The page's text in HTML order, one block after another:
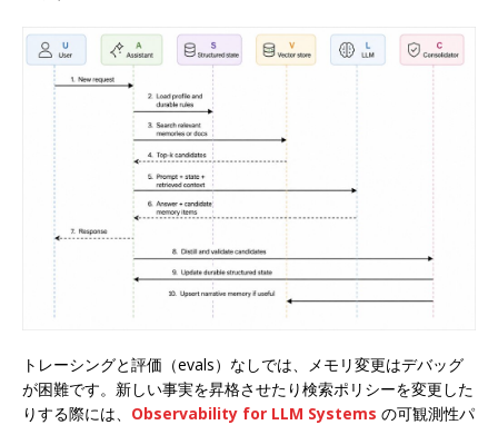
トレーシングと評価（evals）なしでは、メモリ変更はデバッグ
が困難です。新しい事実を昇格させたり検索ポリシーを変更した
りする際には、 Observability for LLM Systems の可観測性パ